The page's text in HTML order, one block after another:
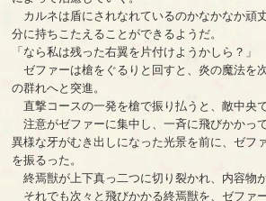
カルネは盾にされなれているのかなかなか頑
分に持ちこたえることができるようだ。
「なら私は残った右翼を片付けようかしら？」
ゼファーは槍をぐるりと回すと、炎の魔法を
の群れへと突進。
直撃コースの一発を槍で振り払うと、敵中央
注意がゼファーに集中し、一斉に飛びかかっ
異様な牙がむき出しになった光景を前に、ゼフ
を振るった。
終焉獣が上下真っ二つに切り裂かれ、内容物が
それでも次々と飛びかかる終焉獣を、ゼファ